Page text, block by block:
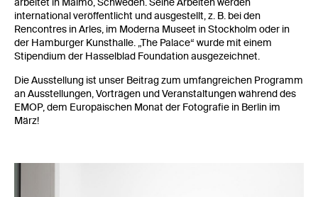
international veröffentlicht und ausgestellt, z. B. bei den
Rencontres in Arles, im Moderna Museet in Stockholm oder in
der Hamburger Kunsthalle. „The Palace“ wurde mit einem
Stipendium der Hasselblad Foundation ausgezeichnet.
Die Ausstellung ist unser Beitrag zum umfangreichen Programm
an Ausstellungen, Vorträgen und Veranstaltungen während des
EMOP, dem Europäischen Monat der Fotografie in Berlin im
März!